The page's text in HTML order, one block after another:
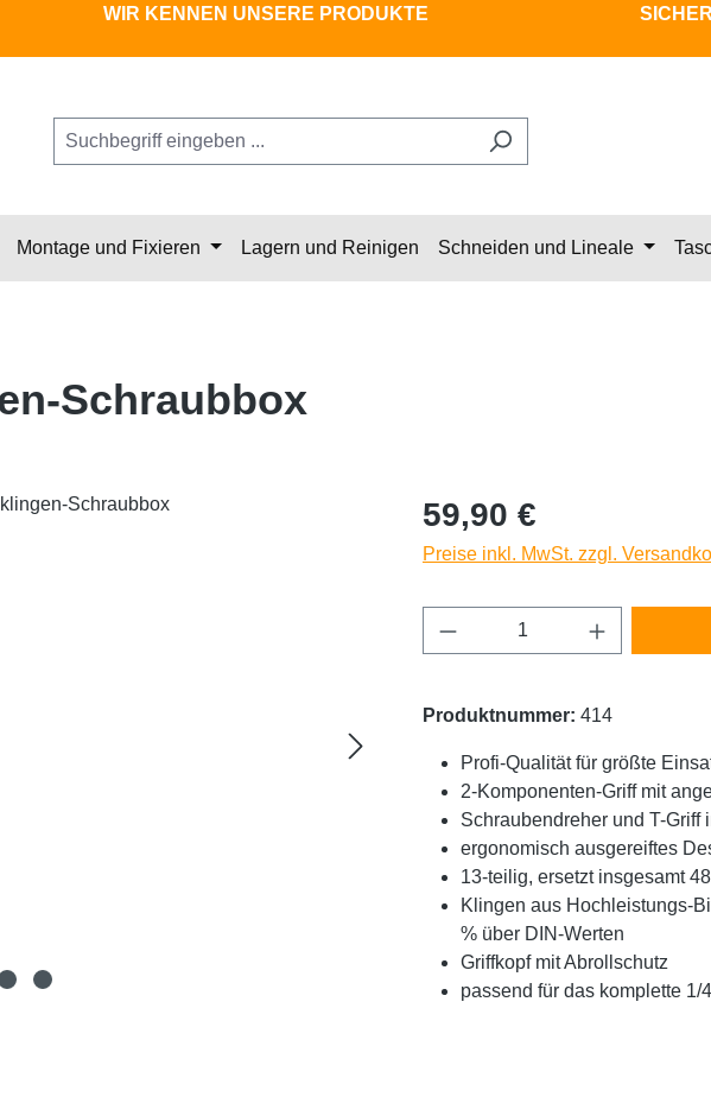
WIR KENNEN UNSERE PRODUKTE
Montage und Fixieren Lagern und Reinigen Schneiden und Lineale
Schraubbox
Regulärer Preis:
59,90 €
Preise inkl. MwSt. zzgl.
Produkt Anzahl: Gib
Produktnummer: 414
Profi-Qualität für größte
2-Komponenten-Griff mit
Schraubendreher und T-Griff
ergonomisch ausgereiftes
13-teilig, ersetzt insgesamt
Klingen aus Hochleistungs-
% über DIN-Werten
Griffkopf mit Abrollschutz
passend für das komplette 1/